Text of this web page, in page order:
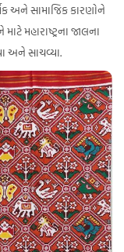
અને સામાજિક કારણોને
મહારાષ્ટ્રના જાલના
અને સાચવ્યા.